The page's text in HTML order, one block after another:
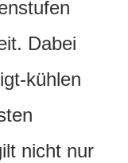
Dabei
kühlen
nicht nur